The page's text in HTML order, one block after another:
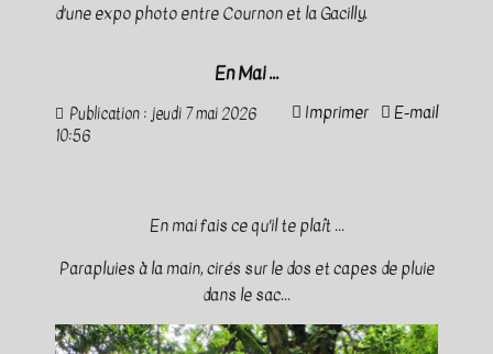
d’une expo photo entre Cournon et la Gacilly.
En Mai ...
Imprimer E-mail
Publication : jeudi 7 mai 2026
10:56
En mai fais ce qu'il te plaît ...
Parapluies à la main, cirés sur le dos et capes de pluie
dans le sac...